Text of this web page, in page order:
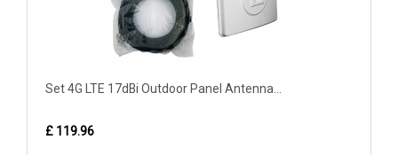
Set 4G LTE 17dBi Outdoor Panel Antenna...
£ 119.96